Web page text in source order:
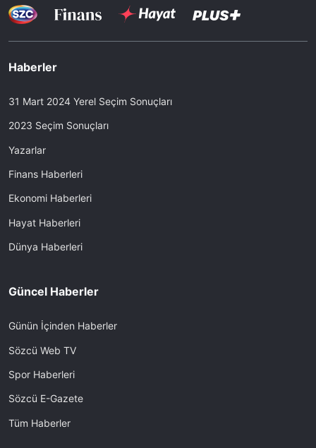
Haberler
31 Mart 2024 Yerel Seçim Sonuçları
2023 Seçim Sonuçları
Yazarlar
Finans Haberleri
Ekonomi Haberleri
Hayat Haberleri
Dünya Haberleri
Güncel Haberler
Günün İçinden Haberler
Sözcü Web TV
Spor Haberleri
Sözcü E-Gazete
Tüm Haberler